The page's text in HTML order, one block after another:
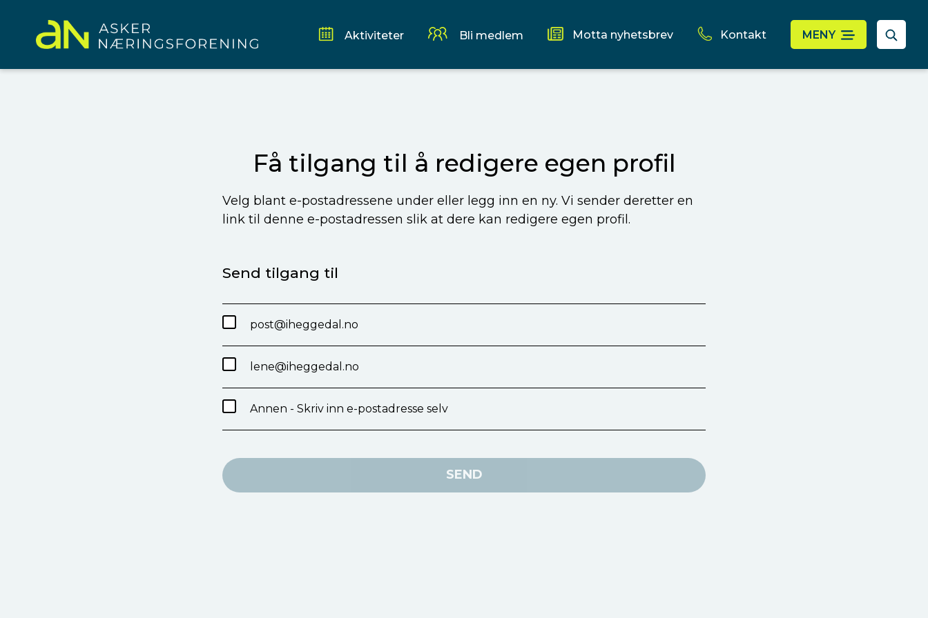
Aktiviteter Bli medlem Motta nyhetsbrev Kontakt MENY
Få tilgang til å redigere egen profil
Velg blant e-postadressene under eller legg inn en ny. Vi sender deretter en
link til denne e-postadressen slik at dere kan redigere egen profil.
Send tilgang til
post@iheggedal.no
lene@iheggedal.no
Annen - Skriv inn e-postadresse selv
SEND